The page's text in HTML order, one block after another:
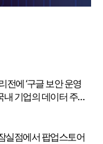
전에 ‘구글 보안 운영
내 기업의 데이터 주권
실점에서 팝업스토어